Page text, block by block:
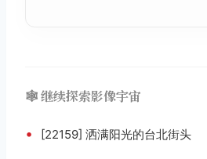
🕸️ 继续探索影像宇宙
• [22159] 洒满阳光的台北街头